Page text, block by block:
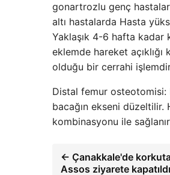
gonartrozlu genç
altı hastalarda Hasta
Yaklaşık 4-6 hafta kadar
eklemde hareket
olduğu bir cerrahi
Distal femur osteotomisi:
bacağın ekseni
kombinasyonu ile
← Çanakkale'de
Assos ziyarete kapatıldı